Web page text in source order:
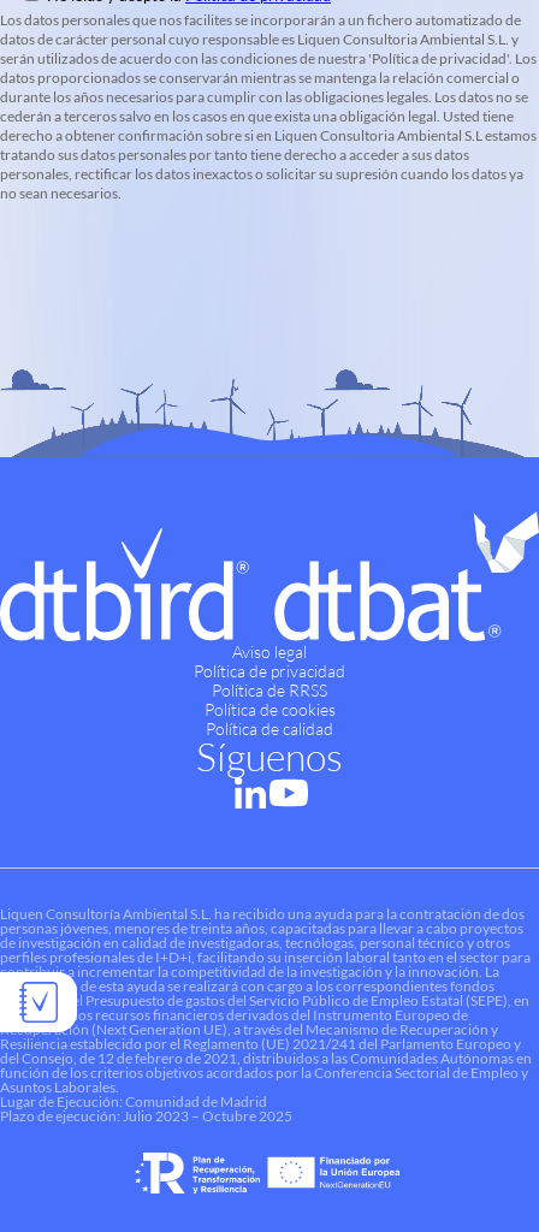
Los datos personales que nos facilites se incorporarán a un fichero automatizado de
datos de carácter personal cuyo responsable es Liquen Consultoria Ambiental S.L. y
serán utilizados de acuerdo con las condiciones de nuestra 'Política de privacidad'. Los
datos proporcionados se conservarán mientras se mantenga la relación comercial o
durante los años necesarios para cumplir con las obligaciones legales. Los datos no se
cederán a terceros salvo en los casos en que exista una obligación legal. Usted tiene
derecho a obtener confirmación sobre si en Liquen Consultoria Ambiental S.L estamos
tratando sus datos personales por tanto tiene derecho a acceder a sus datos
personales, rectificar los datos inexactos o solicitar su supresión cuando los datos ya
no sean necesarios.
Aviso legal
Política de privacidad
Política de RRSS
Política de cookies
Política de calidad
Síguenos
Liquen Consultoría Ambiental S.L. ha recibido una ayuda para la contratación de dos
personas jóvenes, menores de treinta años, capacitadas para llevar a cabo proyectos
de investigación en calidad de investigadoras, tecnólogas, personal técnico y otros
perfiles profesionales de I+D+i, facilitando su inserción laboral tanto en el sector para
contribuir a incrementar la competitividad de la investigación y la innovación. La
financiación de esta ayuda se realizará con cargo a los correspondientes fondos
dotados en el Presupuesto de gastos del Servicio Público de Empleo Estatal (SEPE), en
el marco de los recursos financieros derivados del Instrumento Europeo de
Recuperación (Next Generation UE), a través del Mecanismo de Recuperación y
Resiliencia establecido por el Reglamento (UE) 2021/241 del Parlamento Europeo y
del Consejo, de 12 de febrero de 2021, distribuidos a las Comunidades Autónomas en
función de los criterios objetivos acordados por la Conferencia Sectorial de Empleo y
Asuntos Laborales.
Lugar de Ejecución: Comunidad de Madrid
Plazo de ejecución: Julio 2023 – Octubre 2025